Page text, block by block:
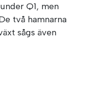
Q1, men
två hamnarna
sågs även